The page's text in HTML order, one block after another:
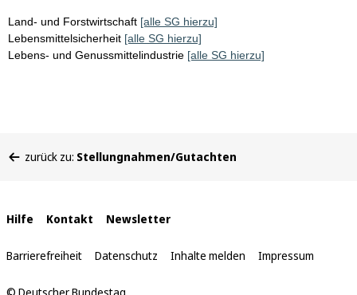
Land- und Forstwirtschaft [alle SG hierzu]
Lebensmittelsicherheit [alle SG hierzu]
Lebens- und Genussmittelindustrie [alle SG hierzu]
befinden
zurück zu: Stellungnahmen/Gutachten
Interne
Links
Hilfe Kontakt Newsletter
Barrierefreiheit Datenschutz Inhalte melden Impressum